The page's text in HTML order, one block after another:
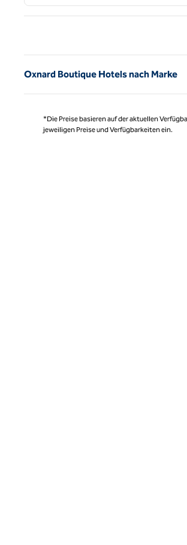
Oxnard Boutique Hotels nach Marke
*Die Preise basieren auf der aktuellen
jeweiligen Preise und Verfügbarkeiten ein.